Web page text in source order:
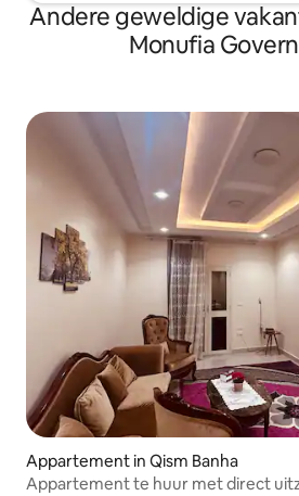
Andere geweldige
Monufia
Appartement in Qism Banha
Appartement te huur met direct